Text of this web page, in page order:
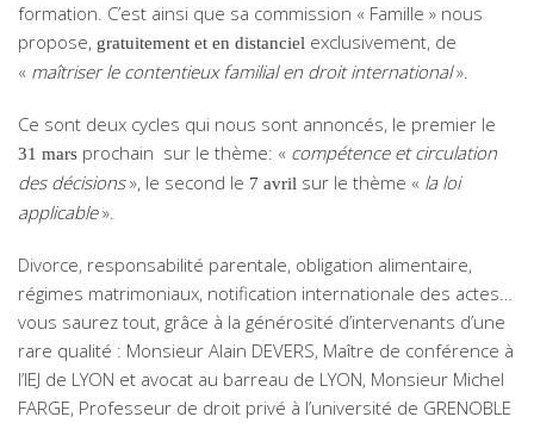
formation. C’est ainsi que sa commission « Famille » nous
propose, gratuitement et en distanciel exclusivement, de
« maîtriser le contentieux familial en droit international».
Ce sont deux cycles qui nous sont annoncés, le premier le
31 mars prochain sur le thème: « compétence et circulation
des décisions», le second le 7 avril sur le thème « la loi
applicable».
Divorce, responsabilité parentale, obligation alimentaire,
régimes matrimoniaux, notification internationale des actes…
vous saurez tout, grâce à la générosité d’intervenants d’une
rare qualité : Monsieur Alain DEVERS, Maître de conférence à
l’IEJ de LYON et avocat au barreau de LYON, Monsieur Michel
FARGE, Professeur de droit privé à l’université de GRENOBLE